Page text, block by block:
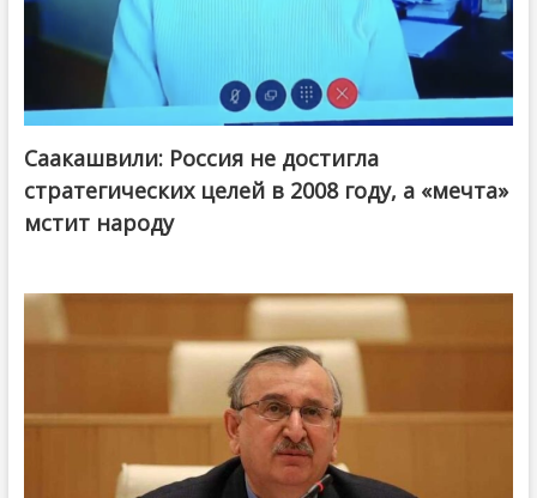
Саакашвили: Россия не достигла
стратегических целей в 2008 году, а «мечта»
мстит народу